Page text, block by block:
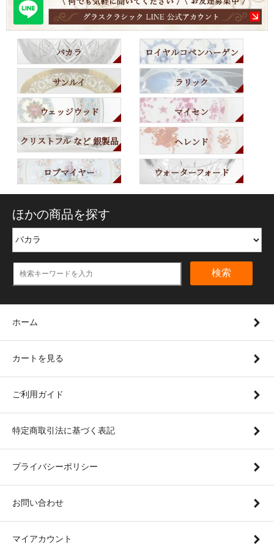
バカラ ロイヤルコペンハーゲン
サンルイ ラリック
ウェッジウッド マイセン
クリストフル など 銀製品 ヘレンド
ロブマイヤー ウォーターフォード
ほかの商品を探す
検索
ホーム
カートを見る
ご利用ガイド
特定商取引法に基づく表記
プライバシーポリシー
お問い合わせ
マイアカウント